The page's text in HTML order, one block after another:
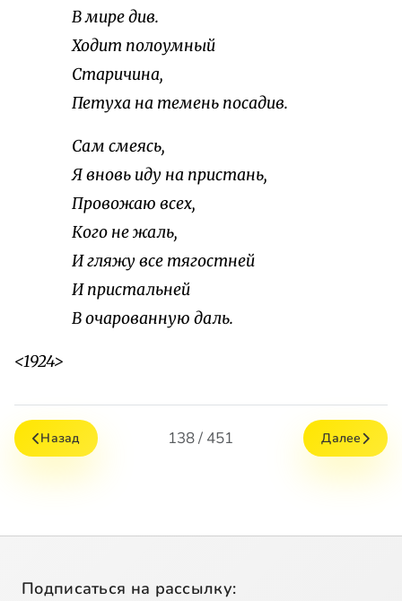
В мире див.
Ходит полоумный
Старичина,
Петуха на темень посадив.
Сам смеясь,
Я вновь иду на пристань,
Провожаю всех,
Кого не жаль,
И гляжу все тягостней
И пристальней
В очарованную даль.
<1924>
Назад 138 / 451 Далее
Подписаться на рассылку: